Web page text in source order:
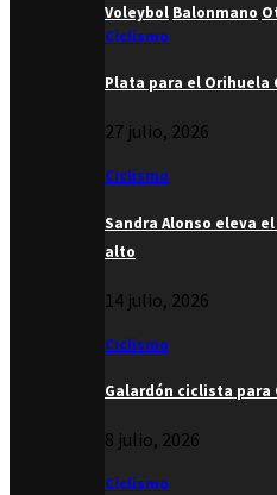
Voleybol Balonmano
Ciclismo
Plata para el Orihuela
27 julio, 2026
Ciclismo
Sandra Alonso eleva
alto
14 julio, 2026
Ciclismo
Galardón ciclista para
8 julio, 2026
Ciclismo